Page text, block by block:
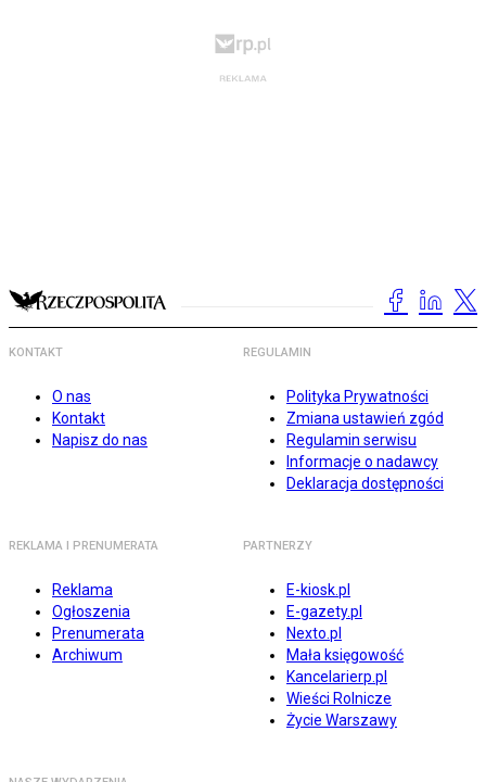
KONTAKT
O nas
Kontakt
Napisz do nas
REGULAMIN
Polityka Prywatności
Zmiana ustawień zgód
Regulamin serwisu
Informacje o nadawcy
Deklaracja dostępności
REKLAMA I PRENUMERATA
Reklama
Ogłoszenia
Prenumerata
Archiwum
PARTNERZY
E-kiosk.pl
E-gazety.pl
Nexto.pl
Mała księgowość
Kancelarierp.pl
Wieści Rolnicze
Życie Warszawy